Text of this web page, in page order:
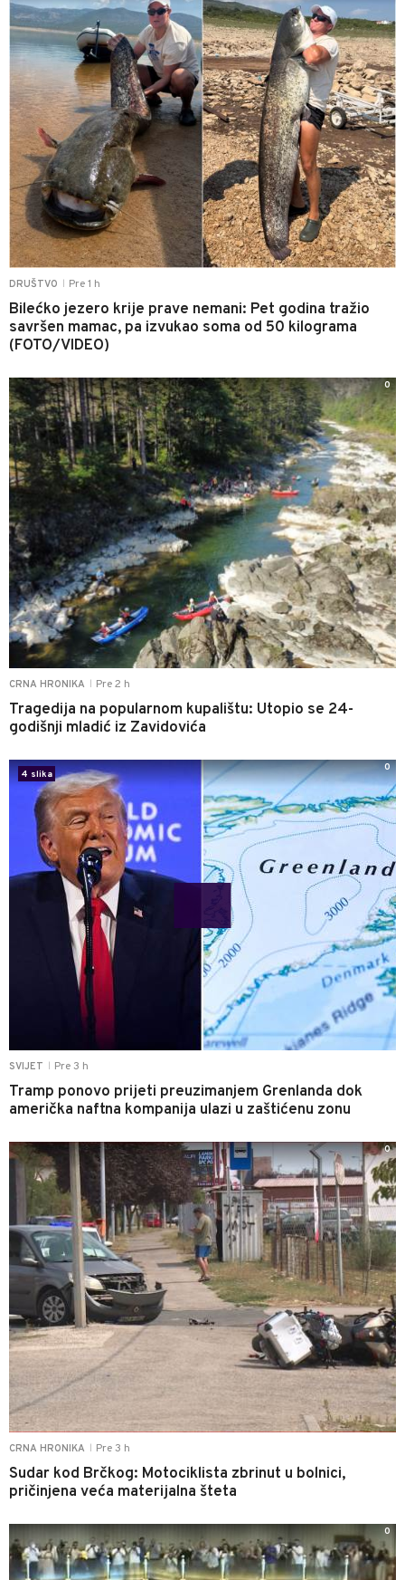
DRUŠTVO Pre 1 h
Bilećko jezero krije prave nemani: Pet godina tražio
savršen mamac, pa izvukao soma od 50 kilograma
(FOTO/VIDEO)
CRNA HRONIKA Pre 2 h
Tragedija na popularnom kupalištu: Utopio se 24-
godišnji mladić iz Zavidovića
0
SVIJET Pre 3 h
Tramp ponovo prijeti preuzimanjem Grenlanda dok
američka naftna kompanija ulazi u zaštićenu zonu
4 slika
0
CRNA HRONIKA Pre 3 h
Sudar kod Brčkog: Motociklista zbrinut u bolnici,
pričinjena veća materijalna šteta
0
0